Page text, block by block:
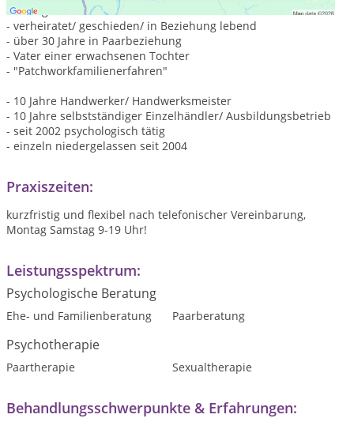
- 1962 geboren
- verheiratet/ geschieden/ in Beziehung lebend
- über 30 Jahre in Paarbeziehung
- Vater einer erwachsenen Tochter
- "Patchworkfamilienerfahren"
- 10 Jahre Handwerker/ Handwerksmeister
- 10 Jahre selbstständiger Einzelhändler/ Ausbildungsbetrieb
- seit 2002 psychologisch tätig
- einzeln niedergelassen seit 2004
Praxiszeiten:
kurzfristig und flexibel nach telefonischer Vereinbarung,
Montag Samstag 9-19 Uhr!
Leistungsspektrum:
Psychologische Beratung
Ehe- und Familienberatung Paarberatung
Psychotherapie
Paartherapie Sexualtherapie
Behandlungsschwerpunkte & Erfahrungen: